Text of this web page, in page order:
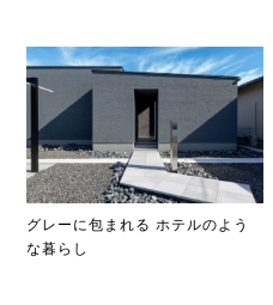
グレーに包まれる ホテルのよう
な暮らし